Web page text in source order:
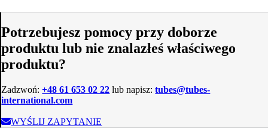
Potrzebujesz pomocy przy doborze
produktu lub nie znalazłeś właściwego
produktu?
Zadzwoń:+48 61 653 02 22 lub napisz:tubes@tubes-
international.com
WYŚLIJ ZAPYTANIE